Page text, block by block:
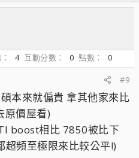
4 互動分數 0 點數
0
#9
本來就偏貴 拿其他家來比
原價屋看)
boost相比 7850被比下
超頻至極限來比較公平!)